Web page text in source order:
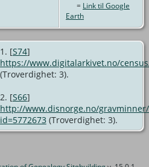
= Link til Google
Earth
[S74]
https://www.digitalarkivet.no/
(Troverdighet: 3).
[S66]
http://www.disnorge.no/
id=5772673(Troverdighet: 3).